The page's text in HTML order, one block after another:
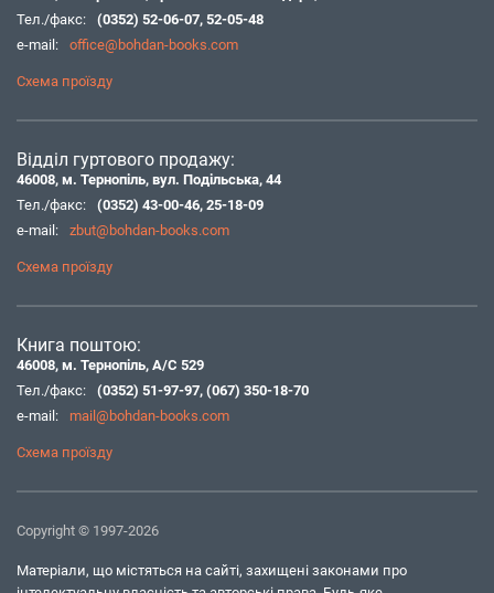
Тел./факс:
(0352) 52-06-07, 52-05-48
e-mail:
office@bohdan-books.com
Схема проїзду
Відділ гуртового продажу:
46008, м. Тернопіль, вул. Подільська, 44
Тел./факс:
(0352) 43-00-46, 25-18-09
e-mail:
zbut@bohdan-books.com
Схема проїзду
Книга поштою:
46008, м. Тернопіль, А/С 529
Тел./факс:
(0352) 51-97-97, (067) 350-18-70
e-mail:
mail@bohdan-books.com
Схема проїзду
Copyright © 1997-2026
Матеріали, що містяться на сайті, захищені законами про